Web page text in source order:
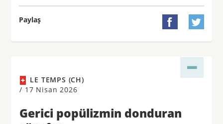
Paylaş  
LE TEMPS (CH)
/ 17 Nisan 2026
Gerici popülizmin donduran